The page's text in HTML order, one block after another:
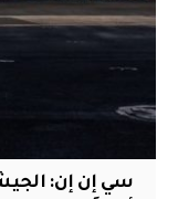
سي إن إن: